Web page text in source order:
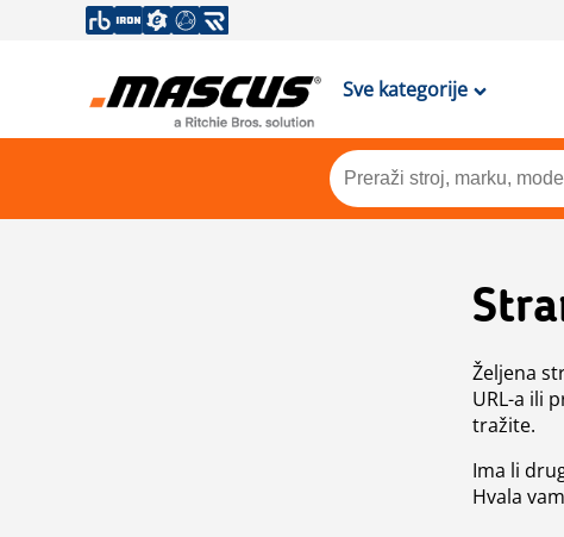
Sve kategorije
Željena
URL-a ili
tražite.
Ima li
Hvala